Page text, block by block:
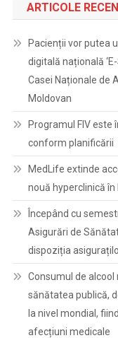
ARTICOLE
Pacienții vor putea
digitală națională
Casei Naționale de
Moldovan
Programul FIV
conform planificării
MedLife extinde
nouă hyperclinică în
Începând cu
Asigurări de
dispoziția
Consumul de
sănătatea publică,
la nivel mondial,
afecțiuni medicale